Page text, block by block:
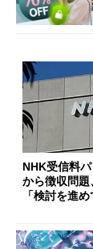
NHK受信料
から徴収問
「検討を進